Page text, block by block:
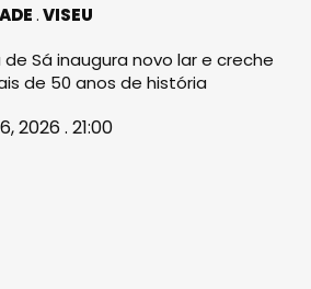
VISEU
de Sá inaugura novo lar e creche
de 50 anos de história
2026 . 21:00